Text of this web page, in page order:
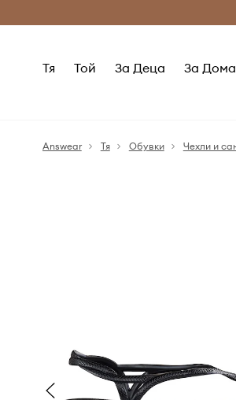
Тя Той За Деца За Дома
Answear Тя Обувки Чехли и